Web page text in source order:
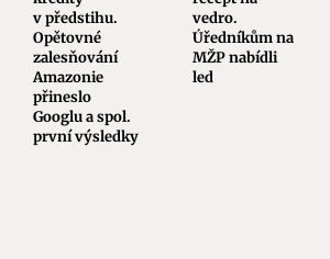
v předstihu.
Opětovné
zalesňování
Amazonie
přineslo
Googlu a spol.
první výsledky
vedro.
Úředníkům na
MŽP nabídli
led